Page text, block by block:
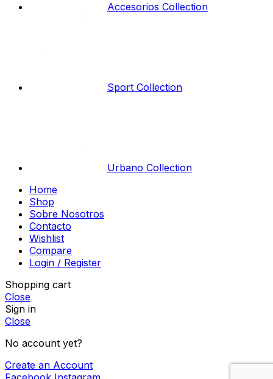
Accesorios Collection
Sport Collection
Urbano Collection
Home
Shop
Sobre Nosotros
Contacto
Wishlist
Compare
Login / Register
Shopping cart
Close
Sign in
Close
No account yet?
Create an Account